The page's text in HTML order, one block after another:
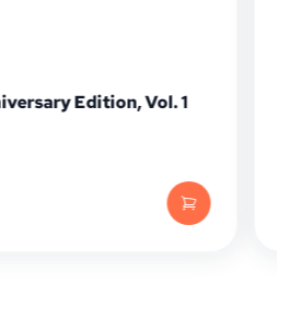
Edition, Vol. 1